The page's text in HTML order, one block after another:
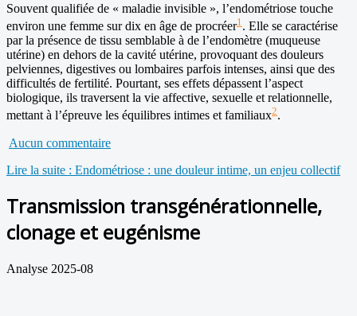
Souvent qualifiée de « maladie invisible », l’endométriose touche
environ une femme sur dix en âge de procréer1 . Elle se caractérise
par la présence de tissu semblable à de l’endomètre (muqueuse
utérine) en dehors de la cavité utérine, provoquant des douleurs
pelviennes, digestives ou lombaires parfois intenses, ainsi que des
difficultés de fertilité. Pourtant, ses effets dépassent l’aspect
biologique, ils traversent la vie affective, sexuelle et relationnelle,
mettant à l’épreuve les équilibres intimes et familiaux2.
Aucun commentaire
Lire la suite : Endométriose : une douleur intime, un enjeu collectif
Transmission transgénérationnelle,
clonage et eugénisme
Analyse 2025-08